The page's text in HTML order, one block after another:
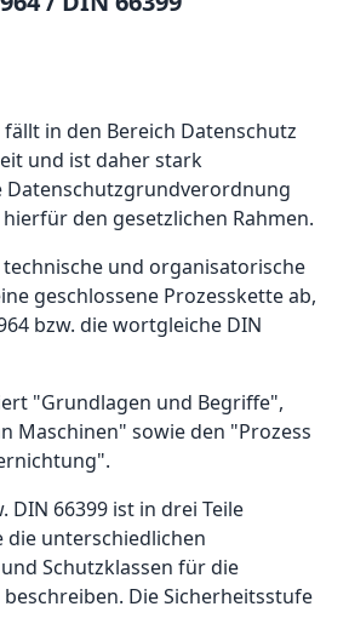
in den Bereich Datenschutz
und ist daher stark
Datenschutzgrundverordnung
den gesetzlichen Rahmen.
und organisatorische
geschlossene Prozesskette ab,
bzw. die wortgleiche DIN
"Grundlagen und Begriffe",
Maschinen" sowie den "Prozess
DIN 66399 ist in drei Teile
die unterschiedlichen
Schutzklassen für die
Die Sicherheitsstufe